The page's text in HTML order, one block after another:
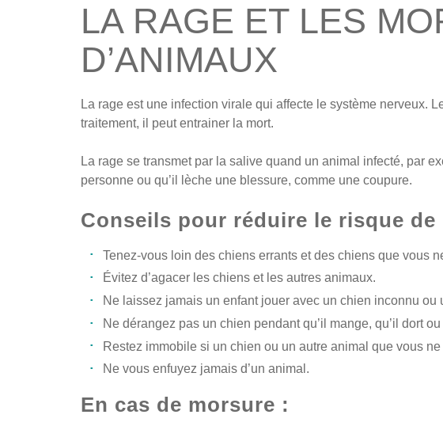
LA RAGE ET LES
D’ANIMAUX
La rage est une infection virale qui affecte le système nerveux.
traitement, il peut entrainer la mort.
La rage se transmet par la salive quand un animal infecté, par
personne ou qu’il lèche une blessure, comme une coupure.
Conseils pour réduire le risque de
Tenez-vous loin des chiens errants et des chiens que vous
Évitez d’agacer les chiens et les autres animaux.
Ne laissez jamais un enfant jouer avec un chien inconnu ou
Ne dérangez pas un chien pendant qu’il mange, qu’il dort
Restez immobile si un chien ou un autre animal que vous
Ne vous enfuyez jamais d’un animal.
En cas de morsure :